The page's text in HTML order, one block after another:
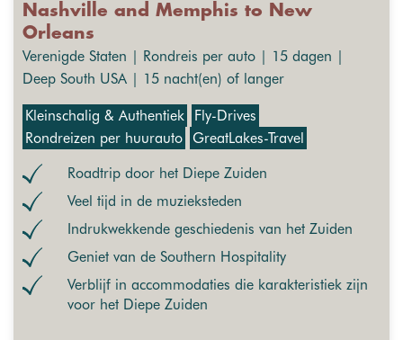
Nashville and Memphis to New
Orleans
Verenigde Staten | Rondreis per auto | 15 dagen |
Deep South USA | 15 nacht(en) of langer
Kleinschalig & Authentiek
Fly-Drives
Rondreizen per huurauto GreatLakes-Travel
Roadtrip door het Diepe Zuiden
Veel tijd in de muzieksteden
Indrukwekkende geschiedenis van het Zuiden
Geniet van de Southern Hospitality
Verblijf in accommodaties die karakteristiek zijn
voor het Diepe Zuiden